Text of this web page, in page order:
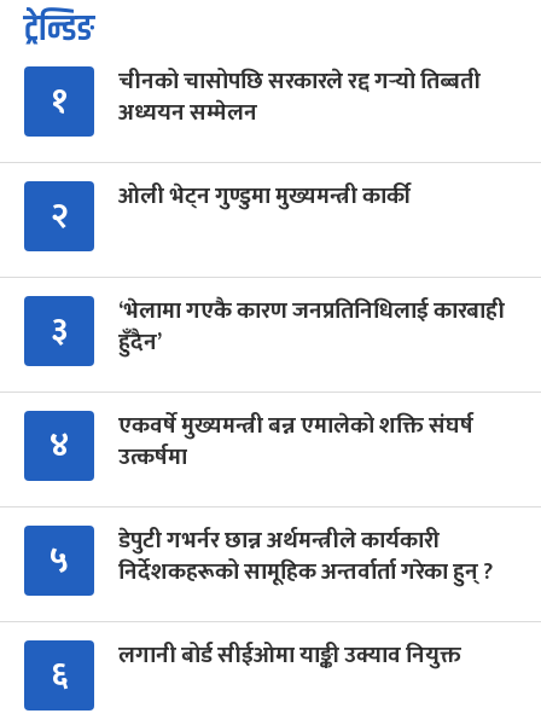
ट्रेन्डिङ
१
चीनको चासोपछि सरकारले रद्द गर्‍यो तिब्बती
अध्ययन सम्मेलन
२ ओली भेट्न गुण्डुमा मुख्यमन्त्री कार्की
३
‘भेलामा गएकै कारण जनप्रतिनिधिलाई कारबाही
हुँदैन’
४
एकवर्षे मुख्यमन्त्री बन्न एमालेको शक्ति संघर्ष
उत्कर्षमा
५
डेपुटी गभर्नर छान्न अर्थमन्त्रीले कार्यकारी
निर्देशकहरूको सामूहिक अन्तर्वार्ता गरेका हुन् ?
६ लगानी बोर्ड सीईओमा याङ्की उक्याव नियुक्त